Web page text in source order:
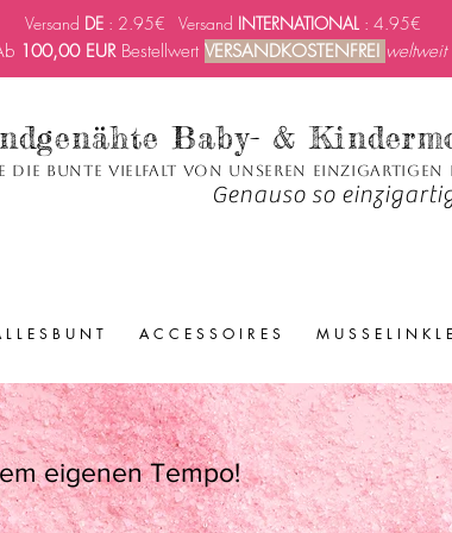
Versand DE : 2.95€ Versand INTERNATIONAL : 4.95€
100,00 EURBestellwert VERSANDKOSTENFREI weltweit
Baby- &
die bunte Vielfalt von unseren einzigartigen
Genauso so
L L E S B U N T A C C E S S O I R E S M U S S E L I N K L
eigenen Tempo!